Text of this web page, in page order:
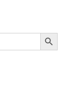
Search Button